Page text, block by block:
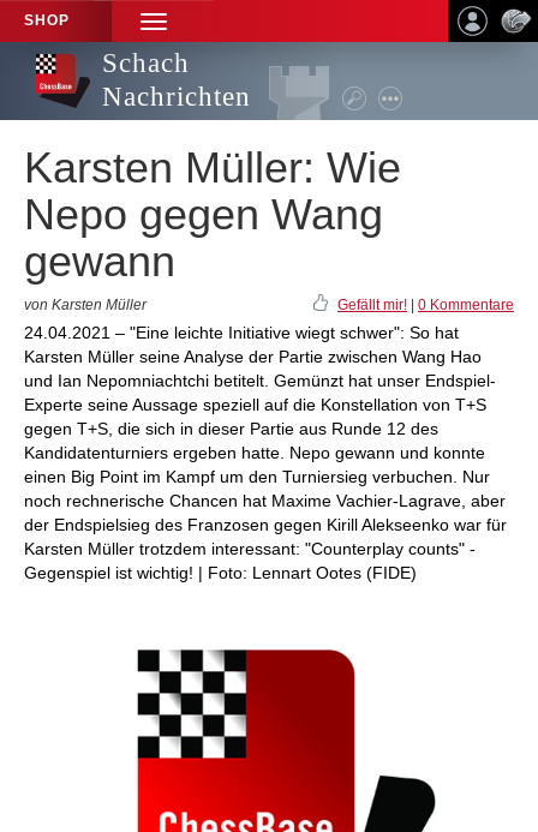
SHOP
TOGGLE
NAVIGATION
Schach
Nachrichten
Karsten Müller: Wie
Nepo gegen Wang
gewann
von Karsten Müller Gefällt mir! 0 Kommentare
24.04.2021 – "Eine leichte Initiative wiegt schwer": So hat
Karsten Müller seine Analyse der Partie zwischen Wang Hao
und Ian Nepomniachtchi betitelt. Gemünzt hat unser Endspiel-
Experte seine Aussage speziell auf die Konstellation von T+S
gegen T+S, die sich in dieser Partie aus Runde 12 des
Kandidatenturniers ergeben hatte. Nepo gewann und konnte
einen Big Point im Kampf um den Turniersieg verbuchen. Nur
noch rechnerische Chancen hat Maxime Vachier-Lagrave, aber
der Endspielsieg des Franzosen gegen Kirill Alekseenko war für
Karsten Müller trotzdem interessant: "Counterplay counts" -
Gegenspiel ist wichtig! | Foto: Lennart Ootes (FIDE)